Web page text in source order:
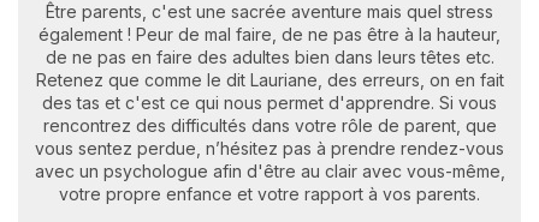
Être parents, c'est une sacrée aventure mais quel stress
également ! Peur de mal faire, de ne pas être à la hauteur,
de ne pas en faire des adultes bien dans leurs têtes etc.
Retenez que comme le dit Lauriane, des erreurs, on en fait
des tas et c'est ce qui nous permet d'apprendre. Si vous
rencontrez des difficultés dans votre rôle de parent, que
vous sentez perdue, n’hésitez pas à prendre rendez-vous
avec un psychologue afin d'être au clair avec vous-même,
votre propre enfance et votre rapport à vos parents.